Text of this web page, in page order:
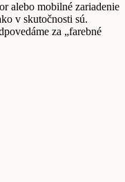
alebo mobilné zariadenie
v skutočnosti sú.
za „farebné